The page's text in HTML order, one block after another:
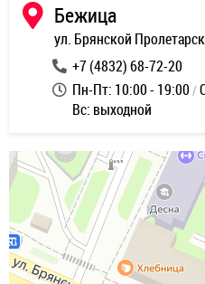
Бежица
ул. Брянской
+7 (4832) 68-72-20
Пн-Пт: 10:00 - 19:00
Вс: выходной